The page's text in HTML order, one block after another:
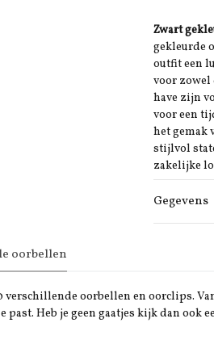
Zwart
gekleurde
outfit een
voor zowel
have zijn
voor een
het gemak
stijlvol
zakelijke
Gegevens
oorbellen
verschillende oorbellen en oorclips.
Heb je geen gaatjes kijk dan ook